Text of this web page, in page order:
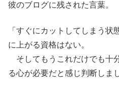
彼のブログに残された言葉。
「すぐにカットしてしまう
に上がる資格はない。
そしてもうこれだけでも十
る心が必要だと感じ判断しま